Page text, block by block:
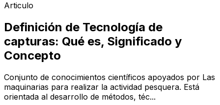
Articulo
Definición de Tecnología de
capturas: Qué es, Significado y
Concepto
Conjunto de conocimientos científicos apoyados por Las
maquinarias para realizar la actividad pesquera. Está
orientada al desarrollo de métodos, téc...